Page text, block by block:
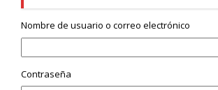
Nombre de usuario o correo electrónico
Contraseña